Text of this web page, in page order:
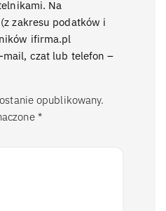
Na
zakresu podatków i
ifirma.pl
czat lub telefon –
opublikowany.
*